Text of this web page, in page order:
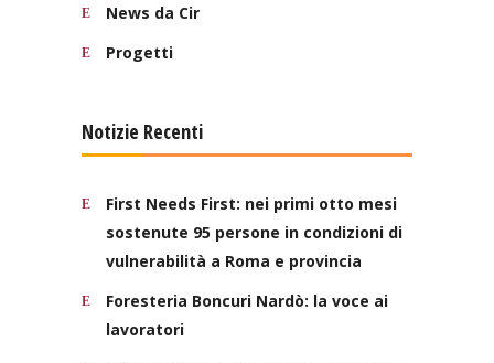
News da Cir
Progetti
Notizie Recenti
First Needs First: nei primi otto mesi
sostenute 95 persone in condizioni di
vulnerabilità a Roma e provincia
Foresteria Boncuri Nardò: la voce ai
lavoratori